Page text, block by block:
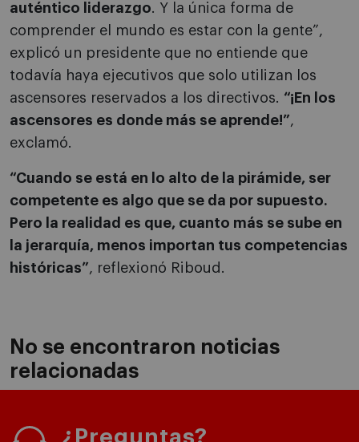
auténtico liderazgo. Y la única forma de
comprender el mundo es estar con la gente”,
explicó un presidente que no entiende que
todavía haya ejecutivos que solo utilizan los
ascensores reservados a los directivos. “¡En los
ascensores es donde más se aprende!”,
exclamó.
“Cuando se está en lo alto de la pirámide, ser
competente es algo que se da por supuesto.
Pero la realidad es que, cuanto más se sube en
la jerarquía, menos importan tus competencias
históricas”, reflexionó Riboud.
No se encontraron noticias
relacionadas
¿Preguntas?